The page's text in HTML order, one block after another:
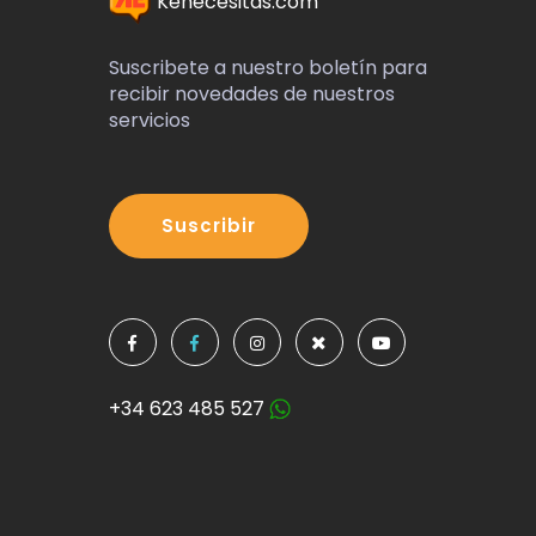
Suscribete a nuestro boletín para
recibir novedades de nuestros
servicios
Suscribir
+34 623 485 527